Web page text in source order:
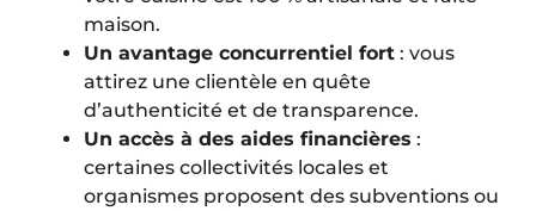
maison.
Un avantage concurrentiel fort : vous
attirez une clientèle en quête
d’authenticité et de transparence.
Un accès à des aides financières :
certaines collectivités locales et
organismes proposent des subventions ou